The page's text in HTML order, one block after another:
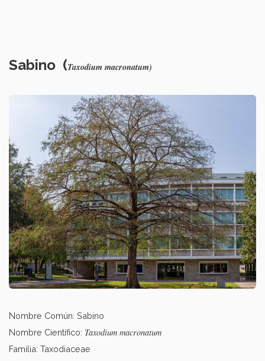
Sabino (Taxodium macronatum)
Nombre Común: Sabino
Nombre Científico: Taxodium macronatum
Familia: Taxodiaceae